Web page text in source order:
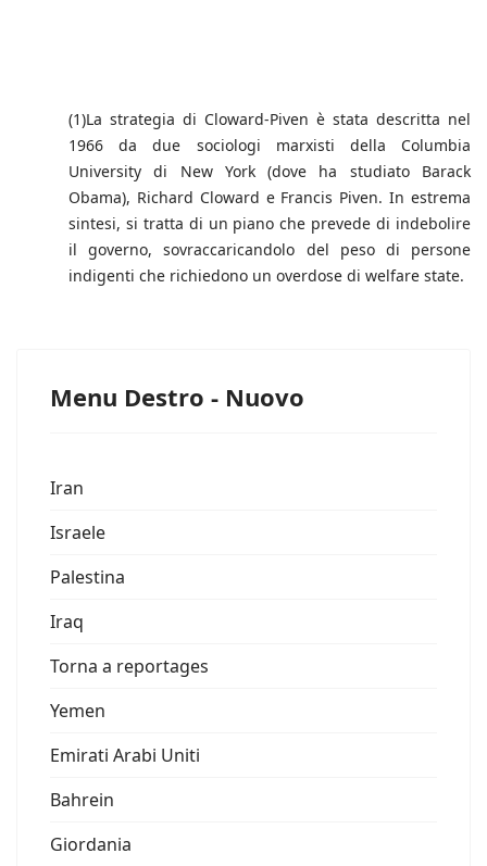
(1)La strategia di Cloward-Piven è stata descritta nel
1966 da due sociologi marxisti della Columbia
University di New York (dove ha studiato Barack
Obama), Richard Cloward e Francis Piven. In estrema
sintesi, si tratta di un piano che prevede di indebolire
il governo, sovraccaricandolo del peso di persone
indigenti che richiedono un overdose di welfare state.
Menu Destro - Nuovo
Iran
Israele
Palestina
Iraq
Torna a reportages
Yemen
Emirati Arabi Uniti
Bahrein
Giordania